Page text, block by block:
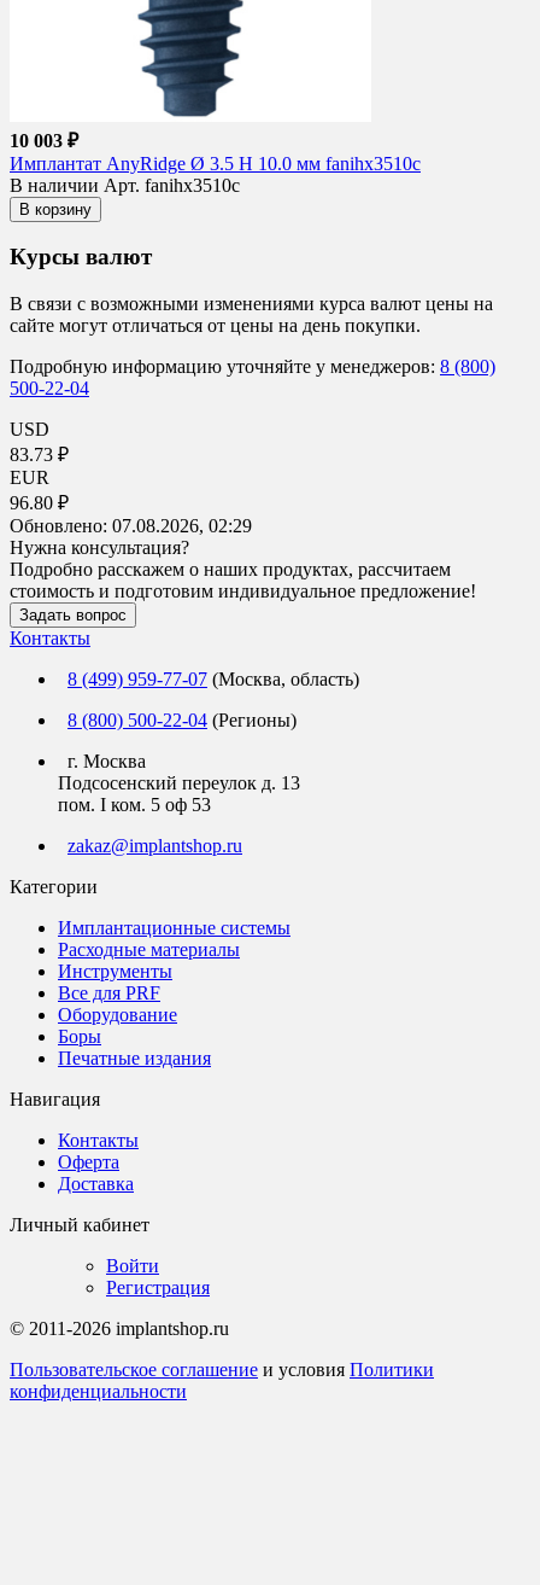
10 003 ₽
Имплантат AnyRidge Ø 3.5 H 10.0 мм fanihx3510c
В наличии Арт. fanihx3510c
В корзину
Курсы валют
В связи с возможными изменениями курса валют цены на
сайте могут отличаться от цены на день покупки.
Подробную информацию уточняйте у менеджеров: 8 (800)
500-22-04
USD
83.73 ₽
EUR
96.80 ₽
Обновлено: 07.08.2026, 02:29
Нужна консультация?
Подробно расскажем о наших продуктах, рассчитаем
стоимость и подготовим индивидуальное предложение!
Задать вопрос
Контакты
8 (499) 959-77-07 (Москва, область)
8 (800) 500-22-04 (Регионы)
г. Москва
Подсосенский переулок д. 13
пом. I ком. 5 оф 53
zakaz@implantshop.ru
Категории
Имплантационные системы
Расходные материалы
Инструменты
Все для PRF
Оборудование
Боры
Печатные издания
Навигация
Контакты
Оферта
Доставка
Личный кабинет
Войти
Регистрация
© 2011-2026 implantshop.ru
Пользовательское соглашение и условия Политики
конфиденциальности